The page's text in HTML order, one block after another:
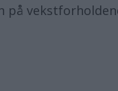
på